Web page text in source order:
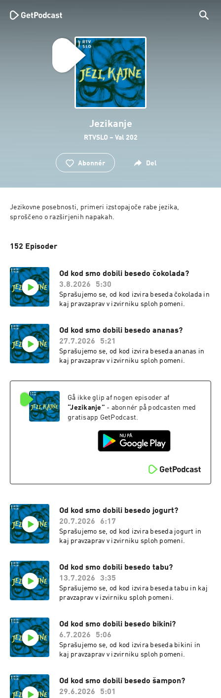
Jezikanje
RTVSLO – Val 202
Abonnér Del
Jezikovne posebnosti, primeri izstopajoče rabe jezika,
sproščeno o razširjenih napakah.
152 Episoder
Od kod smo dobili besedo čokolada?
3.8.2026
5:30
Sprašujemo se, od kod izvira beseda čokolada in
kaj pravzaprav v izvirniku sploh pomeni.
Od kod smo dobili besedo ananas?
27.7.2026
5:21
Sprašujemo se, od kod izvira beseda ananas in
kaj pravzaprav v izvirniku sploh pomeni.
Gå ikke glip af nogen episoder af
“Jezikanje ” - abonnér på podcasten med
gratisapp GetPodcast.
Od kod smo dobili besedo jogurt?
20.7.2026
6:17
Sprašujemo se, od kod izvira beseda jogurt in
kaj pravzaprav v izvirniku sploh pomeni.
Od kod smo dobili besedo tabu?
13.7.2026
3:35
Sprašujemo se, od kod izvira beseda tabu in kaj
pravzaprav v izvirniku sploh pomeni.
Od kod smo dobili besedo bikini?
6.7.2026
5:06
Sprašujemo se, od kod izvira beseda bikini in
kaj pravzaprav v izvirniku sploh pomeni.
Od kod smo dobili besedo šampon?
29.6.2026
5:01